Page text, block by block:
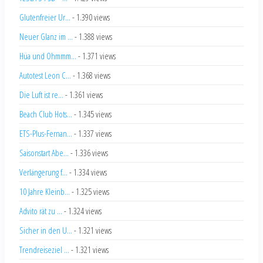
Glutenfreier Ur... - 1.390 views
Neuer Glanz im ... - 1.388 views
Hüa und Ohmmm... - 1.371 views
Autotest Leon C... - 1.368 views
Die Luft ist re... - 1.361 views
Beach Club Hots... - 1.345 views
ETS-Plus-Fernan... - 1.337 views
Saisonstart Abe... - 1.336 views
Verlängerung f... - 1.334 views
10 Jahre Kleinb... - 1.325 views
Advito rät zu ... - 1.324 views
Sicher in den U... - 1.321 views
Trendreiseziel ... - 1.321 views